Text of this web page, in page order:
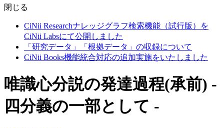
閉じる
CiNii Researchナレッジグラフ検索機能（試行版）を
CiNii Labsにて公開しました
「研究データ」「根拠データ」の収録について
CiNii Books機能統合対応の追加実施をいたしました
唯識心分説の発達過程(承前) -
四分義の一部として -